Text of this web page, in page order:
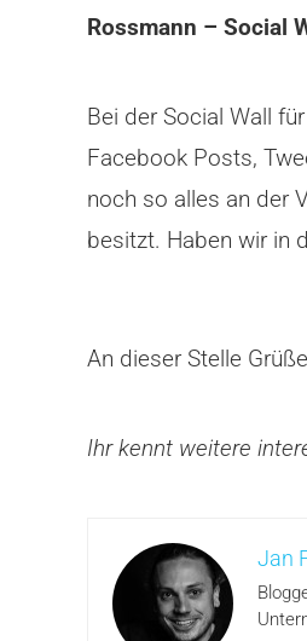
Rossmann – Social
Bei der Social Wall
Facebook Posts,
noch so alles an der
besitzt. Haben wir in
An dieser Stelle
Ihr kennt weitere
Jan